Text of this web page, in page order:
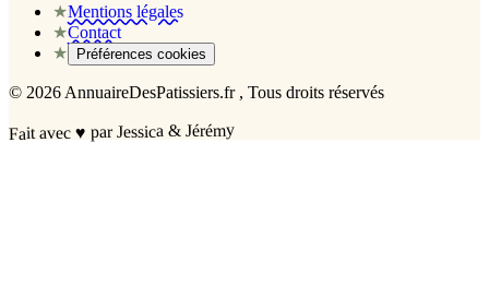
★Mentions légales
★Contact
★
Préférences cookies
© 2026 AnnuaireDesPatissiers.fr , Tous droits réservés
Fait avec♥ par Jessica & Jérémy